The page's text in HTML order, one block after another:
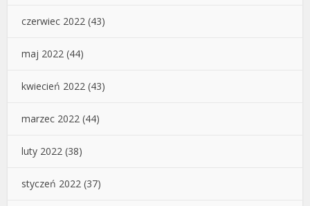
czerwiec 2022 (43)
maj 2022 (44)
kwiecień 2022 (43)
marzec 2022 (44)
luty 2022 (38)
styczeń 2022 (37)